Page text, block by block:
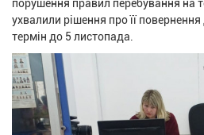
порушення правил перебування на
ухвалили рішення про її
термін до 5 листопада.